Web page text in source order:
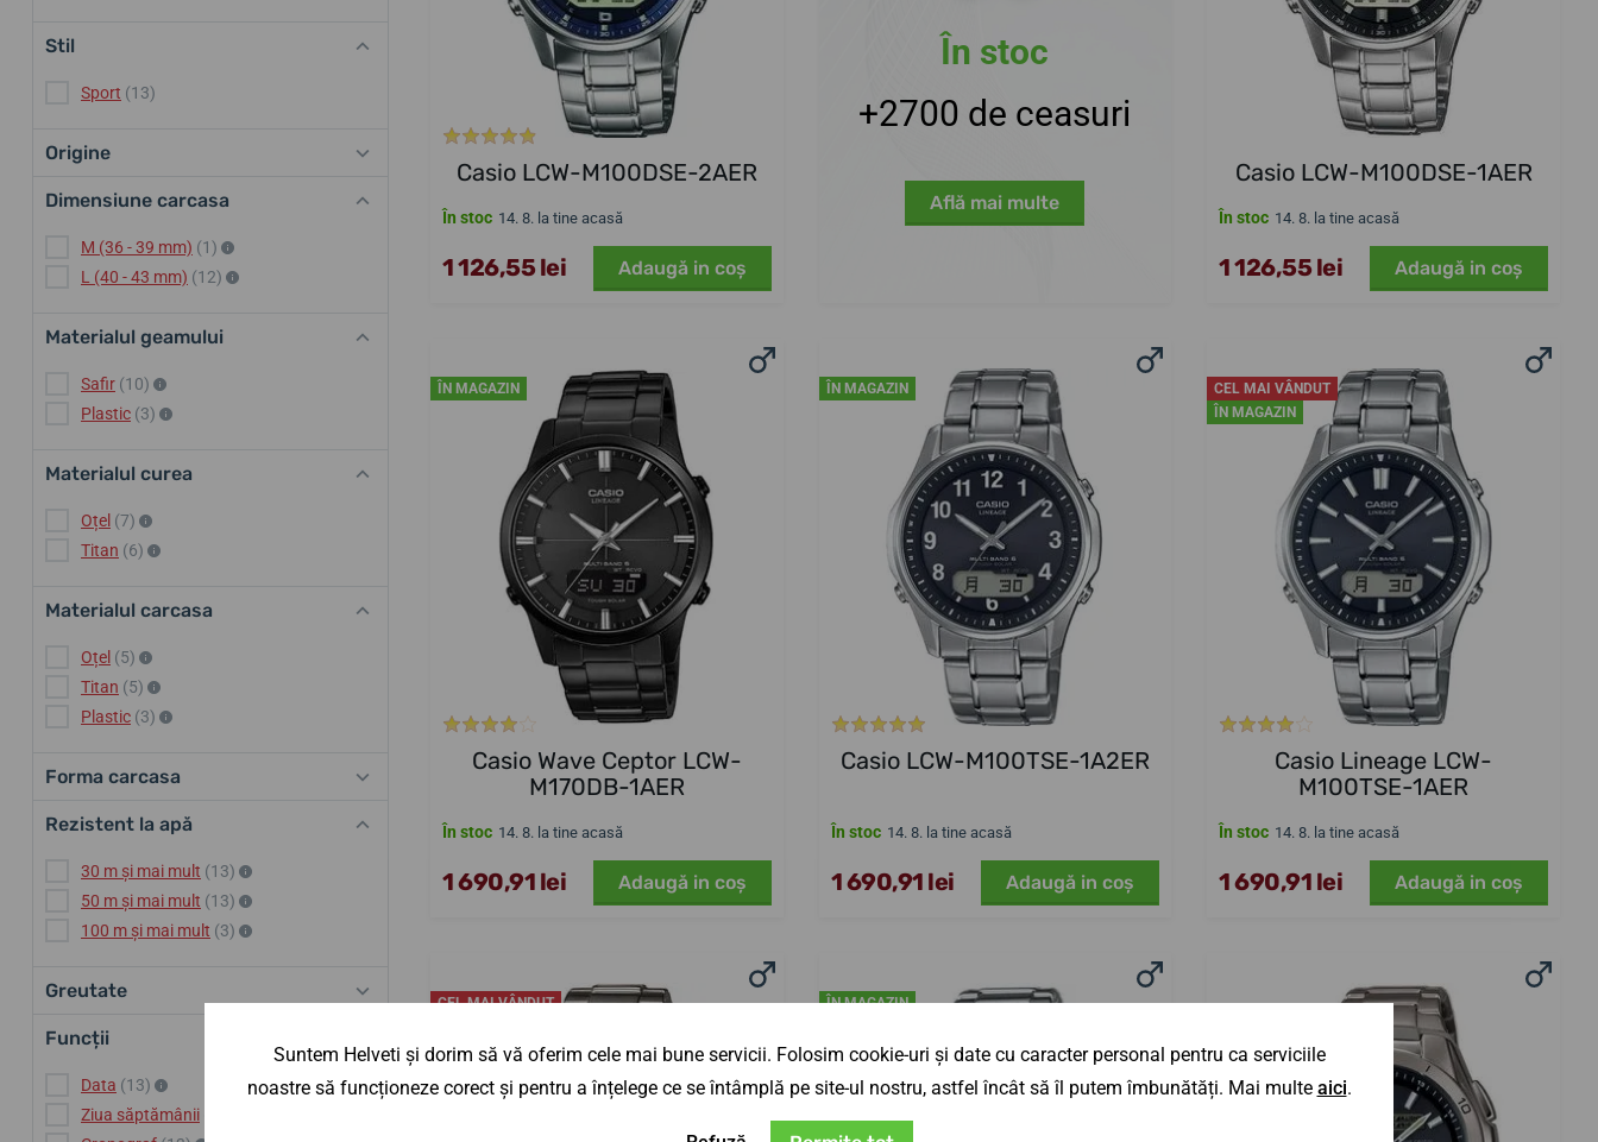
Stil
Sport (13)
Origine
Dimensiune carcasa
M (36 - 39 mm) (1)
L (40 - 43 mm) (12)
Materialul geamului
Safir (10)
Plastic (3)
Materialul curea
Oțel (7)
Titan (6)
Materialul carcasa
Oțel (5)
Titan (5)
Plastic (3)
Forma carcasa
Rezistent la apă
30 m și mai mult (13)
50 m și mai mult (13)
100 m și mai mult (3)
Greutate
Funcții
Data (13)
Ziua săptămânii
Casio LCW-M100DSE-2AER
În stoc 14. 8. la tine acasă
1 126,55 lei Adaugă in coş
În stoc
+2700 de ceasuri
Află mai multe
Casio LCW-M100DSE-1AER
În stoc 14. 8. la tine acasă
1 126,55 lei Adaugă in coş
ÎN MAGAZIN
Casio Wave Ceptor LCW-
M170DB-1AER
În stoc 14. 8. la tine acasă
1 690,91 lei Adaugă in coş
ÎN MAGAZIN
Casio LCW-M100TSE-1A2ER
În stoc 14. 8. la tine acasă
1 690,91 lei Adaugă in coş
CEL MAI VÂNDUT
ÎN MAGAZIN
Casio Lineage LCW-
M100TSE-1AER
În stoc 14. 8. la tine acasă
1 690,91 lei Adaugă in coş
CEL MAI VÂNDUT
ÎN MAGAZIN
Suntem Helveti și dorim să vă oferim cele mai bune servicii. Folosim cookie-uri și date cu caracter personal pentru ca serviciile
noastre să funcționeze corect și pentru a înțelege ce se întâmplă pe site-ul nostru, astfel încât să îl putem îmbunătăți. Mai multe aici.